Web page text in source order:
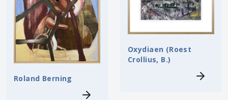
Roland Berning
Oxydiaen (Roest
Crollius, B.)